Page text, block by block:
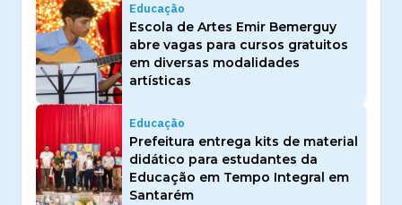
Educação
Escola de Artes Emir Bemerguy
abre vagas para cursos gratuitos
em diversas modalidades
artísticas
Educação
Prefeitura entrega kits de material
didático para estudantes da
Educação em Tempo Integral em
Santarém